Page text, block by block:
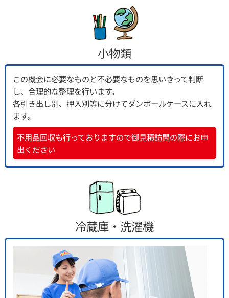
小物類
この機会に必要なものと不必要なものを思いきって判断
し、合理的な整理を行います。
各引き出し別、押入別等に分けてダンボールケースに入れ
ます。
不用品回収も行っておりますので御見積訪問の際にお申
出ください
冷蔵庫・洗濯機